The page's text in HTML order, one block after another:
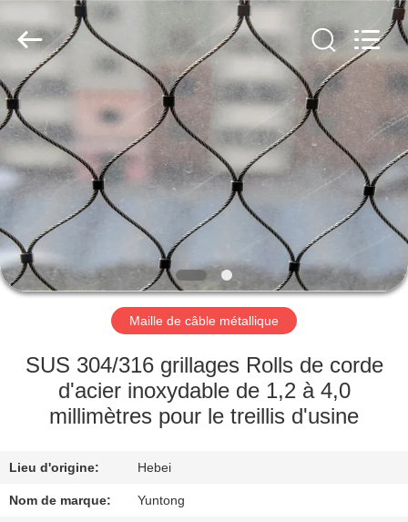
MAISON
PRODUITS
SUJET
DE
NOUS
VISITE
D'USINE
DE
QUALITÉ
Metal
Wire
Mesh
Rights
Reserved.
Maille de câble métallique
SUS 304/316 grillages Rolls de corde
d'acier inoxydable de 1,2 à 4,0
millimètres pour le treillis d'usine
Lieu d'origine: Hebei
Nom de marque: Yuntong